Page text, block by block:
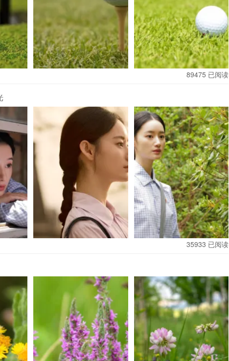
”，但昆凌明确强调“三个小孩挺好的，也该对自己身体好一点，所以
这句“尽量不要”，被不少网友解读为“礼貌婉拒”，更有人翻出她早
对比之下，如今的转变显得格外现实。
在在的健康考量。7年内三次剖腹产（2015年至2022年），医学上已
剖宫产会显著增加子宫破裂、胎盘粘连等手术风险。而昆凌也坦言生
89475 已阅读
35933 已阅读